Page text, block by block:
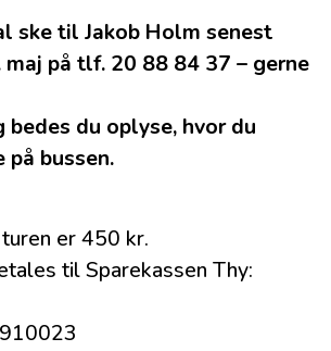
ske til Jakob Holm senest
på tlf. 20 88 84 37 – gerne
du oplyse, hvor du
bussen.
er 450 kr.
til Sparekassen Thy: